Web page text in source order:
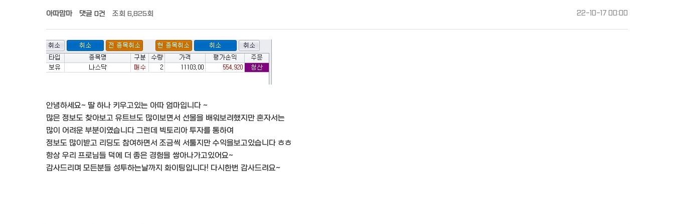
아따맘마 댓글 0건 조회 6,825회 22-10-17 00:00
안녕하세요~ 딸 하나 키우고있는 아따 엄마입니다 ~
많은 정보도 찾아보고 유트브도 많이보면서 선물을 배워보려했지만 혼자서는
많이 어려운 부분이였습니다 그런데 빅토리아 투자를 통하여
정보도 많이받고 리딩도 참여하면서 조금씩 서툴지만 수익을보고있습니다 ㅎㅎ
항상 우리 프로님들 덕에 더 좋은 경험을 쌓아나가고있어요~
감사드리며 모든분들 성투하는날까지 화이팅입니다! 다시한번 감사드려요~